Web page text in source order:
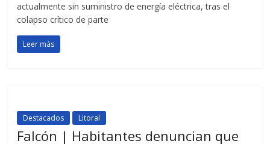
actualmente sin suministro de energía eléctrica, tras el
colapso crítico de parte
Leer más
Destacados Litoral
Falcón | Habitantes denuncian que